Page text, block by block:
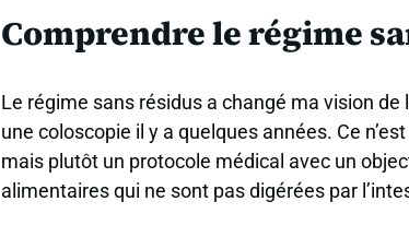
Comprendre le régime
Le régime sans résidus a changé ma vision
une coloscopie il y a quelques années. Ce
mais plutôt un protocole médical avec un
alimentaires qui ne sont pas digérées par